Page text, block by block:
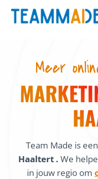
Skip
Meer
Team Made is
Haaltert . We
in jouw regio om